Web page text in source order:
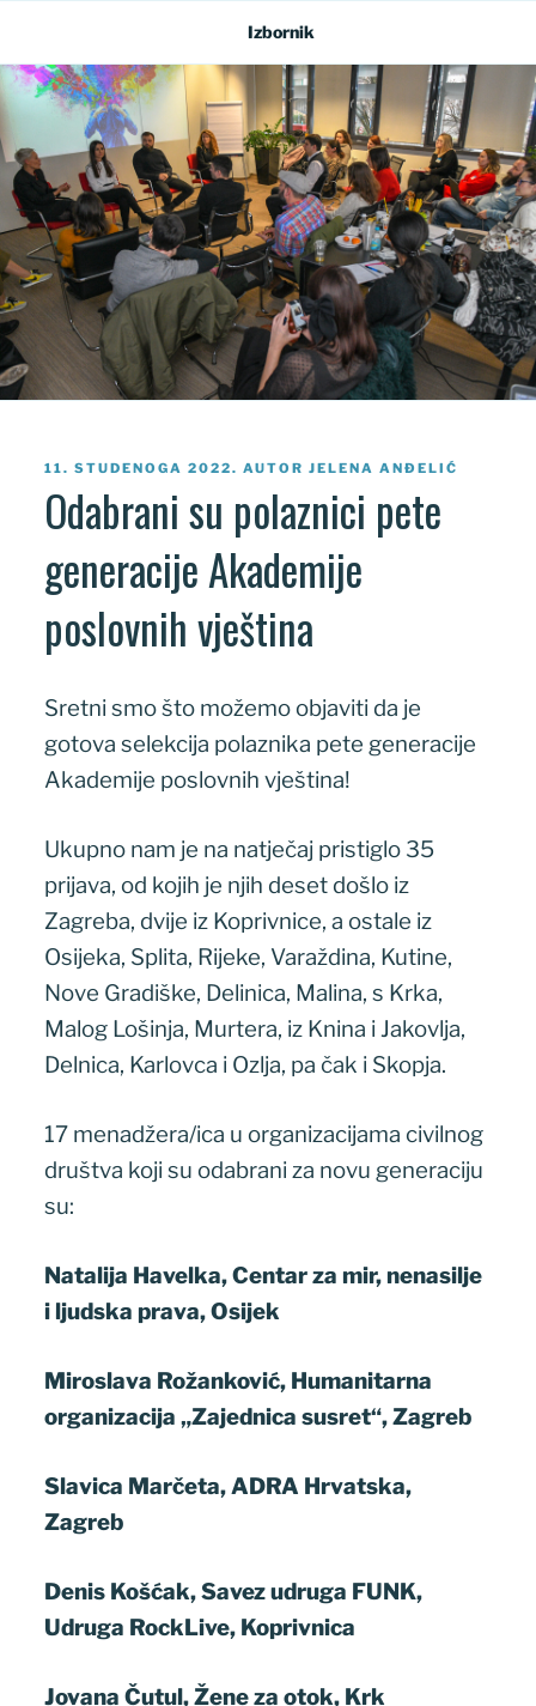
sadržaj
Izbornik
OBJAVLJENO
11. STUDENOGA 2022. AUTORJELENA ANĐELIĆ
Odabrani su polaznici pete
generacije Akademije
poslovnih vještina
Sretni smo što možemo objaviti da je
gotova selekcija polaznika pete generacije
Akademije poslovnih vještina!
Ukupno nam je na natječaj pristiglo 35
prijava, od kojih je njih deset došlo iz
Zagreba, dvije iz Koprivnice, a ostale iz
Osijeka, Splita, Rijeke, Varaždina, Kutine,
Nove Gradiške, Delinica, Malina, s Krka,
Malog Lošinja, Murtera, iz Knina i Jakovlja,
Delnica, Karlovca i Ozlja, pa čak i Skopja.
17 menadžera/ica u organizacijama civilnog
društva koji su odabrani za novu generaciju
su:
Natalija Havelka, Centar za mir, nenasilje
i ljudska prava, Osijek
Miroslava Rožanković, Humanitarna
organizacija „Zajednica susret“, Zagreb
Slavica Marčeta, ADRA Hrvatska,
Zagreb
Denis Košćak, Savez udruga FUNK,
Udruga RockLive, Koprivnica
Jovana Čutul, Žene za otok, Krk